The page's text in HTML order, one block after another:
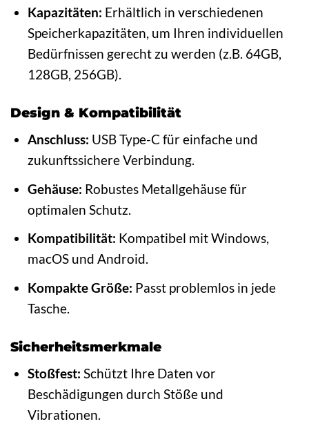
Kapazitäten: Erhältlich in verschiedenen
Speicherkapazitäten, um Ihren individuellen
Bedürfnissen gerecht zu werden (z.B. 64GB,
128GB, 256GB).
Design & Kompatibilität
Anschluss: USB Type-C für einfache und
zukunftssichere Verbindung.
Gehäuse: Robustes Metallgehäuse für
optimalen Schutz.
Kompatibilität: Kompatibel mit Windows,
macOS und Android.
Kompakte Größe: Passt problemlos in jede
Tasche.
Sicherheitsmerkmale
Stoßfest: Schützt Ihre Daten vor
Beschädigungen durch Stöße und
Vibrationen.